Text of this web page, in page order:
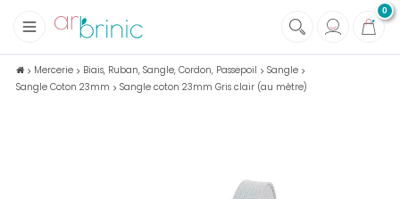
0
Tissus
Mercerie
Mercerie Biais, Ruban, Sangle, Cordon, Passepoil
Sangle
Sangle Coton 23mm
Sangle coton 23mm Gris clair (au mètre)